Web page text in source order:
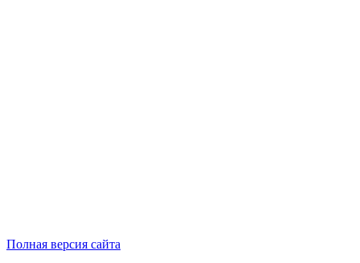
Полная версия сайта